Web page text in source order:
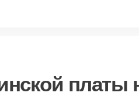
платы